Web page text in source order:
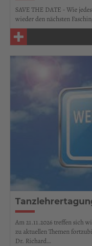
SAVE THE DATE - Wie
wieder den nächsten
Am 21.11.2026 treffen sich
zu aktuellen Themen
Dr. Richard…